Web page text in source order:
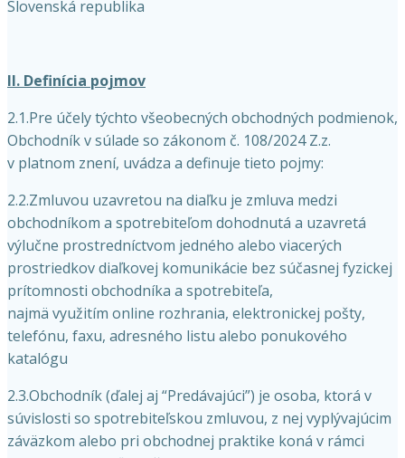
Slovenská republika
II. Definícia pojmov
2.1.Pre účely týchto všeobecných obchodných podmienok,
Obchodník v súlade so zákonom č. 108/2024 Z.z.
v platnom znení, uvádza a definuje tieto pojmy:
2.2.Zmluvou uzavretou na diaľku je zmluva medzi
obchodníkom a spotrebiteľom dohodnutá a uzavretá
výlučne prostredníctvom jedného alebo viacerých
prostriedkov diaľkovej komunikácie bez súčasnej fyzickej
prítomnosti obchodníka a spotrebiteľa,
najmä využitím online rozhrania, elektronickej pošty,
telefónu, faxu, adresného listu alebo ponukového
katalógu
2.3.Obchodník (ďalej aj “Predávajúci”) je osoba, ktorá v
súvislosti so spotrebiteľskou zmluvou, z nej vyplývajúcim
záväzkom alebo pri obchodnej praktike koná v rámci